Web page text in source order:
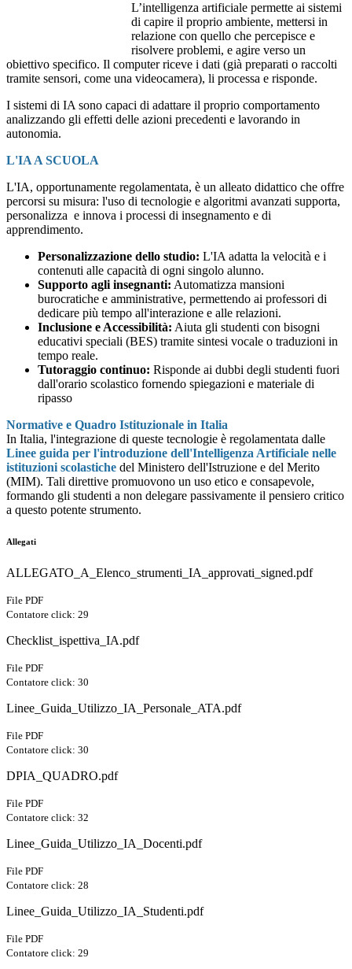
L’intelligenza artificiale permette ai sistemi
di capire il proprio ambiente, mettersi in
relazione con quello che percepisce e
risolvere problemi, e agire verso un
obiettivo specifico. Il computer riceve i dati (già preparati o raccolti
tramite sensori, come una videocamera), li processa e risponde.
I sistemi di IA sono capaci di adattare il proprio comportamento
analizzando gli effetti delle azioni precedenti e lavorando in
autonomia.
L'IA A SCUOLA
L'IA, opportunamente regolamentata, è un alleato didattico che offre
percorsi su misura: l'uso di tecnologie e algoritmi avanzati supporta,
personalizza e innova i processi di insegnamento e di
apprendimento.
Personalizzazione dello studio: L'IA adatta la velocità e i
contenuti alle capacità di ogni singolo alunno.
Supporto agli insegnanti: Automatizza mansioni
burocratiche e amministrative, permettendo ai professori di
dedicare più tempo all'interazione e alle relazioni.
Inclusione e Accessibilità: Aiuta gli studenti con bisogni
educativi speciali (BES) tramite sintesi vocale o traduzioni in
tempo reale.
Tutoraggio continuo: Risponde ai dubbi degli studenti fuori
dall'orario scolastico fornendo spiegazioni e materiale di
ripasso
Normative e Quadro Istituzionale in Italia
In Italia, l'integrazione di queste tecnologie è regolamentata dalle
Linee guida per l'introduzione dell'Intelligenza Artificiale nelle
istituzioni scolastiche del Ministero dell'Istruzione e del Merito
(MIM). Tali direttive promuovono un uso etico e consapevole,
formando gli studenti a non delegare passivamente il pensiero critico
a questo potente strumento.
Allegati
ALLEGATO_A_Elenco_strumenti_IA_approvati_signed.pdf
File PDF
Contatore click: 29
Checklist_ispettiva_IA.pdf
File PDF
Contatore click: 30
Linee_Guida_Utilizzo_IA_Personale_ATA.pdf
File PDF
Contatore click: 30
DPIA_QUADRO.pdf
File PDF
Contatore click: 32
Linee_Guida_Utilizzo_IA_Docenti.pdf
File PDF
Contatore click: 28
Linee_Guida_Utilizzo_IA_Studenti.pdf
File PDF
Contatore click: 29